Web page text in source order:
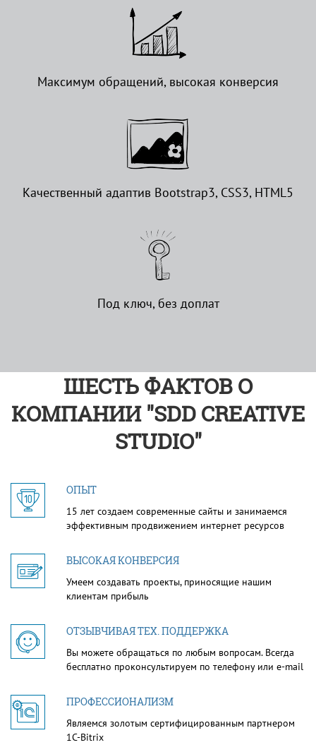
Максимум обращений, высокая конверсия
Качественный адаптив Bootstrap3, CSS3, HTML5
Под ключ, без доплат
ШЕСТЬ ФАКТОВ О
КОМПАНИИ "SDD CREATIVE
STUDIO"
ОПЫТ
15 лет создаем современные сайты и занимаемся
эффективным продвижением интернет ресурсов
ВЫСОКАЯ КОНВЕРСИЯ
Умеем создавать проекты, приносящие нашим
клиентам прибыль
ОТЗЫВЧИВАЯ ТЕХ. ПОДДЕРЖКА
Вы можете обращаться по любым вопросам. Всегда
бесплатно проконсультируем по телефону или e-mail
ПРОФЕССИОНАЛИЗМ
Являемся золотым сертифицированным партнером
1С-Bitrix